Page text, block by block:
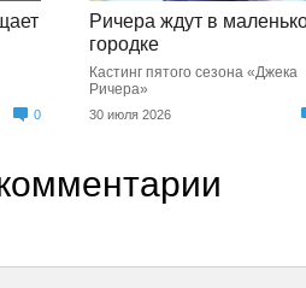
0
Ричера ждут в
городке
Кастинг пятого сезона «Джека
Ричера»
30 июля 2026